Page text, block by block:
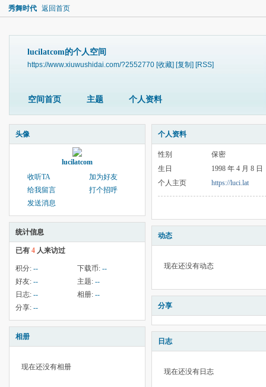
秀舞时代 返回首页
lucilatcom的个人空间
https://www.xiuwushidai.com/?2552770 [收藏] [复制] [RSS]
空间首页 主题 个人资料
头像
lucilatcom
收听TA
加为好友
给我留言
打个招呼
发送消息
统计信息
已有 4 人来访过
积分: -- 下载币: --
好友: -- 主题: --
日志: -- 相册: --
分享: --
相册
现在还没有相册
个人资料
性别
保密
生日
1998 年 4 月 8 日
个人主页
https://luci.lat
动态
现在还没有动态
分享
日志
现在还没有日志